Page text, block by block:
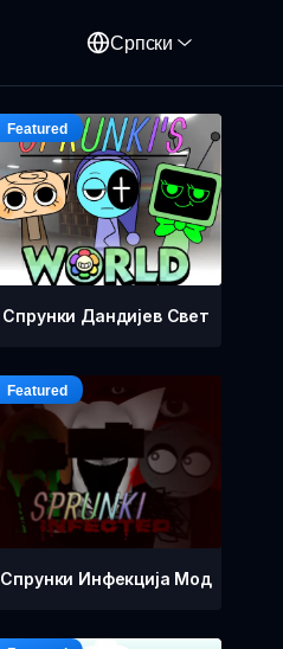
Српски
Спрунки Дандијев Свет
Спрунки Инфекција Мод